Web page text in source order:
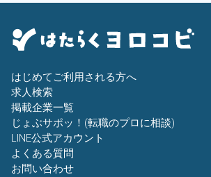
はじめてご利用される方へ
求人検索
掲載企業一覧
じょぶサポッ！(転職のプロに相談)
LINE公式アカウント
よくある質問
お問い合わせ